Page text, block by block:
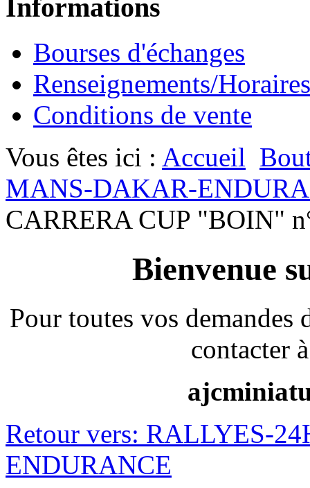
Informations
Bourses d'échanges
Renseignements/Horaires
Conditions de vente
Vous êtes ici : Accueil
MANS-DAKAR-
CARRERA CUP "BOIN"
Bienvenue
Pour toutes vos
contacter
Retour vers: RALLYES-
ENDURANCE